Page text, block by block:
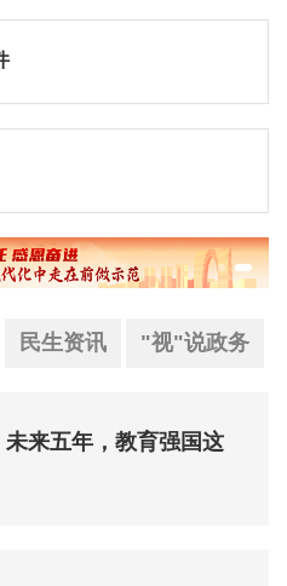
民生资讯 "视"说政务
来五年，教育强国这